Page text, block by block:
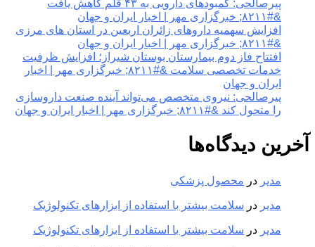
پیرصالحی: کمبودهای دارویی به ۴۳ قلم کاهش یافت
&#۸۲۱۱; خبرگزاری مهر | اخبار ایران و جهان
افزایش سهمیه داروهای زائران اربعین در استان های مرزی
&#۸۲۱۱; خبرگزاری مهر | اخبار ایران و جهان
افتتاح فاز دوم بیمارستان بوستان شیراز؛ افزایش ظرفیت
خدمات تخصصی سلامت &#۸۲۱۱; خبرگزاری مهر | اخبار
ایران و جهان
پیرصالحی: نیروی متخصص می‌تواند آینده صنعت داروسازی
را متحول کند &#۸۲۱۱; خبرگزاری مهر | اخبار ایران و جهان
آخرین دیدگاه‌ها
مدیر در محصول پزشکی
مدیر در سلامت بیشتر با استفاده از ابزارهای تکنولوژیک
مدیر در سلامت بیشتر با استفاده از ابزارهای تکنولوژیک